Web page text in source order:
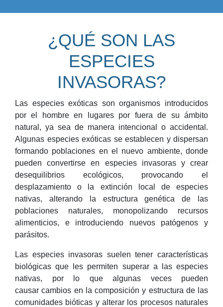
¿QUÉ SON LAS
ESPECIES
INVASORAS?
Las especies exóticas son organismos introducidos
por el hombre en lugares por fuera de su ámbito
natural, ya sea de manera intencional o accidental.
Algunas especies exóticas se establecen y dispersan
formando poblaciones en el nuevo ambiente, donde
pueden convertirse en especies invasoras y crear
desequilibrios ecológicos, provocando el
desplazamiento o la extinción local de especies
nativas, alterando la estructura genética de las
poblaciones naturales, monopolizando recursos
alimenticios, e introduciendo nuevos patógenos y
parásitos.
Las especies invasoras suelen tener características
biológicas que les permiten superar a las especies
nativas, por lo que algunas veces pueden
causar cambios en la composición y estructura de las
comunidades bióticas y alterar los procesos naturales